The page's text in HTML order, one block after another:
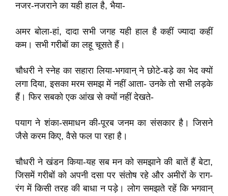
नजर-नजराने का यही हाल है, भैया-
अमर बोला-हां, दादा सभी जगह यही हाल है कहीं ज्यादा कहीं
कम। सभी गरीबों का लहू चूसते हैं।
चौधरी ने स्नेह का सहारा लिया-भगवान् ने छोटे-बड़े का भेद क्यों
लगा दिया, इसका मरम समझ में नहीं आता- उनके तो सभी लड़के
हैं। फिर सबको एक आंख से क्यों नहीं देखते-
पयाग ने शंका-समाधन की-पूरब जनम का संसकार है। जिसने
जैसे करम किए, वैसे फल पा रहा है।
चौधरी ने खंडन किया-यह सब मन को समझाने की बातें हैं बेटा,
जिसमें गरीबों को अपनी दसा पर संतोष रहे और अमीरों के राग-
रंग में किसी तरह की बाधा न पड़े। लोग समझते रहें कि भगवान्